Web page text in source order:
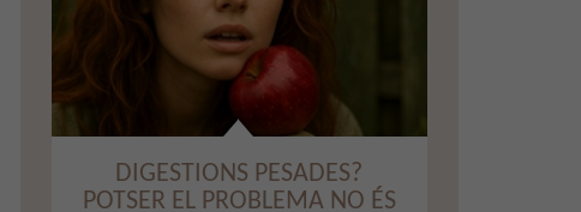
DIGESTIONS PESADES?
POTSER EL PROBLEMA NO ÉS